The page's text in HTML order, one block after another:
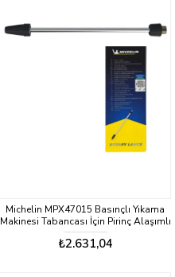
Michelin MPX47015 Basınçlı Yıkama
Makinesi Tabancası İçin Pirinç Alaşımlı
Mızrak ve Döner Su Püskürtme Başlığı
₺2.631,04